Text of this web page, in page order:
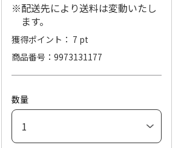
※配送先により送料は変動いたし
ます。
獲得ポイント： 7 pt
商品番号
9973131177
数量